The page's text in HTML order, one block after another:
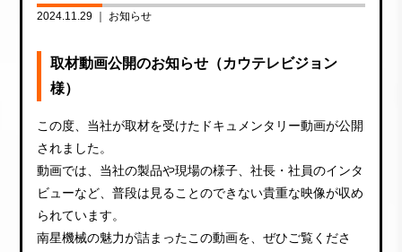
2024.11.29 ｜ お知らせ
取材動画公開のお知らせ（カウテレビジョン
様）
この度、当社が取材を受けたドキュメンタリー動画が公開
されました。
動画では、当社の製品や現場の様子、社長・社員のインタ
ビューなど、普段は見ることのできない貴重な映像が収め
られています。
南星機械の魅力が詰まったこの動画を、ぜひご覧くださ